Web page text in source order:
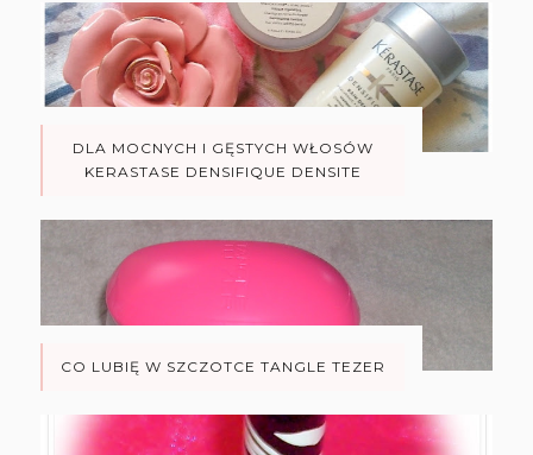
DLA MOCNYCH I GĘSTYCH WŁOSÓW
KERASTASE DENSIFIQUE DENSITE
CO LUBIĘ W SZCZOTCE TANGLE TEZER